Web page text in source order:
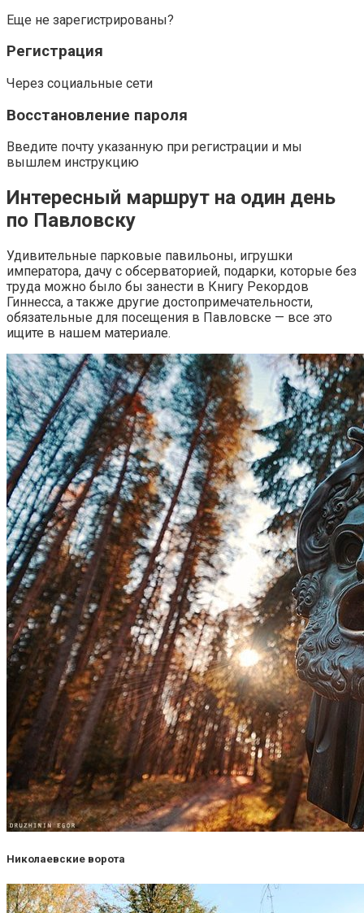
Еще не зарегистрированы?
Регистрация
Через социальные сети
Восстановление пароля
Введите почту указанную при регистрации и мы
вышлем инструкцию
Интересный маршрут на один день
по Павловску
Удивительные парковые павильоны, игрушки
императора, дачу с обсерваторией, подарки, которые без
труда можно было бы занести в Книгу Рекордов
Гиннесса, а также другие достопримечательности,
обязательные для посещения в Павловске — все это
ищите в нашем материале.
Николаевские ворота